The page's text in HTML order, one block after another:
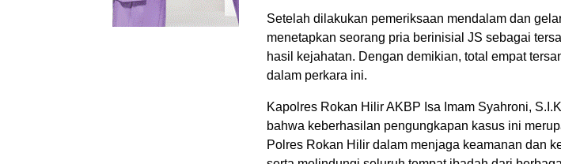
Setelah dilakukan pemeriksaan mendalam dan
menetapkan seorang pria berinisial JS sebagai
hasil kejahatan. Dengan demikian, total empat
dalam perkara ini.
Kapolres Rokan Hilir AKBP Isa Imam Syahroni,
bahwa keberhasilan pengungkapan kasus ini
Polres Rokan Hilir dalam menjaga keamanan dan